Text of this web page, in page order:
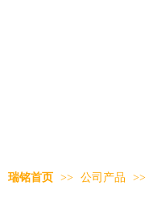
瑞铭首页 >> 公司产品 >>